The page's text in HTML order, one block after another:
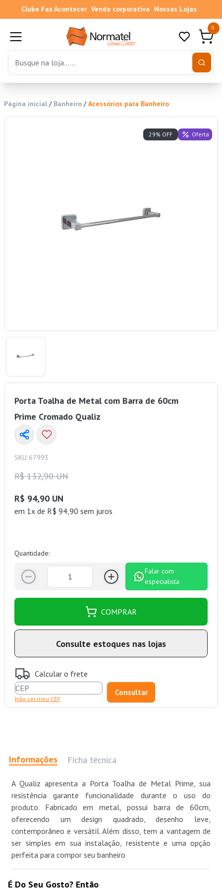
Clube Faz Acontecer Venda corporativa Nossas Lojas
0
Página inicial / Banheiro /Acessórios para Banheiro
29% OFF Oferta
Porta Toalha de Metal com Barra de 60cm
Prime Cromado Qualiz
SKU 67993
R$ 132,90 UN
R$ 94,90 UN
em 1x de R$ 94,90 sem juros
Quantidade:
Falar com
especialista
COMPRAR
Consulte estoques nas lojas
Calcular o frete
Não sei meu CEP
Informações Ficha técnica
A Qualiz apresenta a Porta Toalha de Metal Prime, sua
resistência garante funcionalidade durante o uso do
produto. Fabricado em metal, possui barra de 60cm,
oferecendo um design quadrado, desenho leve,
contemporâneo e versátil. Além disso, tem a vantagem de
ser simples em sua instalação, resistente e uma opção
perfeita para compor seu banheiro
É Do Seu Gosto? Então